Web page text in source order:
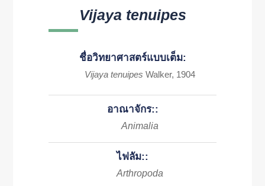
Vijaya tenuipes
ชื่อวิทยาศาสตร์แบบเต็ม:
Vijaya tenuipes Walker, 1904
อาณาจักร::
Animalia
ไฟลัม::
Arthropoda